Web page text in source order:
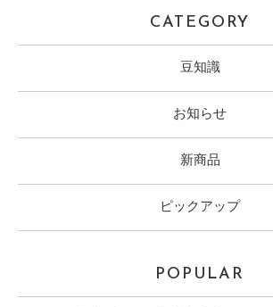
CATEGORY
豆知識
お知らせ
新商品
ピックアップ
POPULAR